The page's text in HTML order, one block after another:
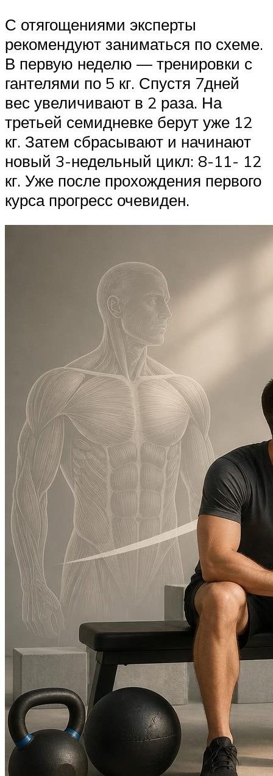
С отягощениями эксперты
рекомендуют заниматься по схеме.
В первую неделю — тренировки с
гантелями по 5 кг. Спустя 7дней
вес увеличивают в 2 раза. На
третьей семидневке берут уже 12
кг. Затем сбрасывают и начинают
новый 3-недельный цикл: 8-11- 12
кг. Уже после прохождения первого
курса прогресс очевиден.